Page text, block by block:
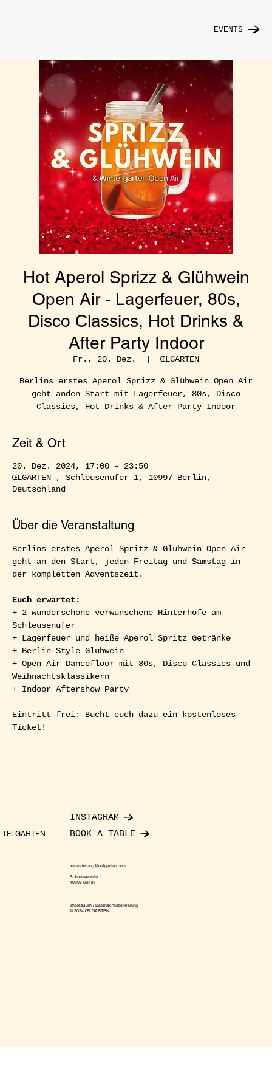
EVENTS
Hot Aperol Sprizz & Glühwein
Open Air - Lagerfeuer, 80s,
Disco Classics, Hot Drinks &
After Party Indoor
Fr., 20. Dez.
  |
ŒLGARTEN
Berlins erstes Aperol Sprizz & Glühwein Open Air
geht anden Start mit Lagerfeuer, 80s, Disco
Classics, Hot Drinks & After Party Indoor
Zeit & Ort
20. Dez. 2024, 17:00 – 23:50
ŒLGARTEN , Schleusenufer 1, 10997 Berlin,
Deutschland
Über die Veranstaltung
Berlins erstes Aperol Spritz & Glühwein Open Air
geht an den Start, jeden Freitag und Samstag in
der kompletten Adventszeit.
Euch erwartet:
+ 2 wunderschöne verwunschene Hinterhöfe am
Schleusenufer
+ Lagerfeuer und heiße Aperol Spritz Getränke
+ Berlin-Style Glühwein
+ Open Air Dancefloor mit 80s, Disco Classics und
Weihnachtsklassikern
+ Indoor Aftershow Party
Eintritt frei: Bucht euch dazu ein kostenloses
Ticket!
ŒLGARTEN
INSTAGRAM
BOOK A TABLE
reservierung@oelgarten.com
Schleusenufer 1
10997 Berlin
Impressum / Datenschutzerklärung
© 2024 ŒLGARTEN